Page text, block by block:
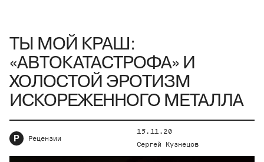
ТЫ МОЙ КРАШ:
«АВТОКАТАСТРОФА» И
ХОЛОСТОЙ ЭРОТИЗМ
ИСКОРЕЖЕННОГО МЕТАЛЛА
Р Рецензии
15.11.20
Сергей Кузнецов